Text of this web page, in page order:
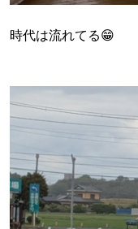
時代は流れてる😁